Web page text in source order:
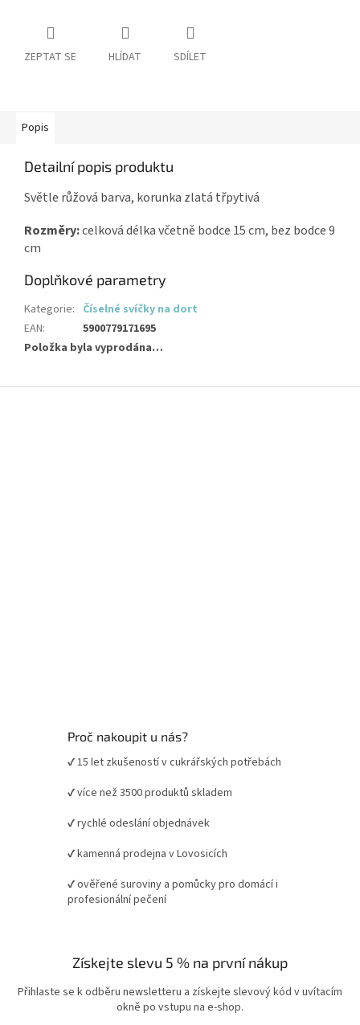
ZEPTAT SE HLÍDAT SDÍLET
Popis
Detailní popis produktu
Světle růžová barva, korunka zlatá třpytivá
Rozměry:celková délka včetně bodce 15 cm, bez bodce 9
cm
Doplňkové parametry
Kategorie: Číselné svíčky na dort
EAN:
5900779171695
Položka byla vyprodána…
Proč nakoupit u nás?
✔ 15 let zkušeností v cukrářských potřebách
✔ více než 3500 produktů skladem
✔ rychlé odeslání objednávek
✔ kamenná prodejna v Lovosicích
✔ ověřené suroviny a pomůcky pro domácí i
profesionální pečení
Získejte slevu 5 % na první nákup
Přihlaste se k odběru newsletteru a získejte slevový kód v uvítacím
okně po vstupu na e-shop.